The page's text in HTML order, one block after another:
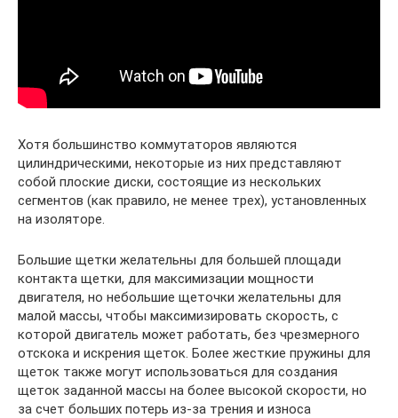
Хотя большинство коммутаторов являются
цилиндрическими, некоторые из них представляют
собой плоские диски, состоящие из нескольких
сегментов (как правило, не менее трех), установленных
на изоляторе.
Большие щетки желательны для большей площади
контакта щетки, для максимизации мощности
двигателя, но небольшие щеточки желательны для
малой массы, чтобы максимизировать скорость, с
которой двигатель может работать, без чрезмерного
отскока и искрения щеток. Более жесткие пружины для
щеток также могут использоваться для создания
щеток заданной массы на более высокой скорости, но
за счет больших потерь из-за трения и износа